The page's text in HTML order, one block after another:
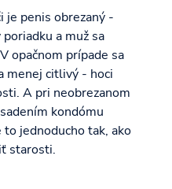
je penis obrezaný -
a muž sa
opačnom prípade sa
menej citlivý - hoci
A pri neobrezanom
kondómu
jednoducho tak, ako
starosti.